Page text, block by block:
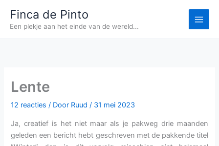
naar
inhoud
Finca de Pinto
Een plekje aan het einde van de wereld...
Lente
12 reacties / Door Ruud/ 31 mei 2023
Ja, creatief is het niet maar als je pakweg drie maanden
geleden een bericht hebt geschreven met de pakkende titel